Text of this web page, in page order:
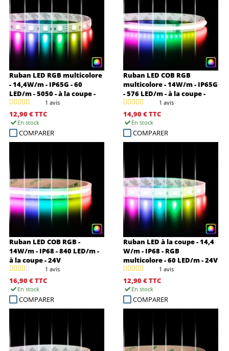
Ruban LED RGB multicolore
- 14,4W/m - IP65G - 60
LED/m - 5050 - à la coupe -
24V
1 avis
12,90 €TTC
En stock
COMPARER
Ruban LED COB RGB
multicolore - 14W/m - IP65G
- 576 LED/m - à la coupe -
24V
1 avis
14,90 €TTC
En stock
COMPARER
Ruban LED COB RGB -
14W/m - IP68 - 840 LED/m -
à la coupe - 24V
1 avis
16,90 €TTC
En stock
COMPARER
Ruban LED à la coupe - 14,4
W/m - IP68 - RGB
multicolore - 60 LED/m - 24V
1 avis
12,90 €TTC
En stock
COMPARER